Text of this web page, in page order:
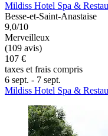
Mildiss Hotel Spa &
Besse-et-Saint-Anastaise
9,0/10
Merveilleux
(109 avis)
107 €
taxes et frais compris
6 sept. - 7 sept.
Mildiss Hotel Spa &